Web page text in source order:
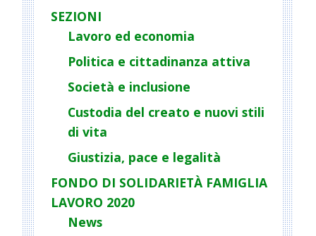
SEZIONI
Lavoro ed economia
Politica e cittadinanza attiva
Società e inclusione
Custodia del creato e nuovi stili
di vita
Giustizia, pace e legalità
FONDO DI SOLIDARIETÀ FAMIGLIA
LAVORO 2020
News